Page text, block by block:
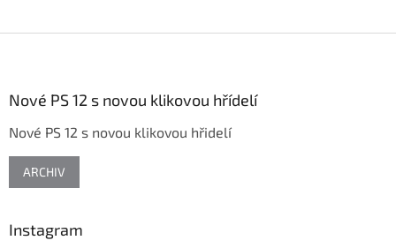
Nové PS 12 s novou klikovou hřídelí
Nové PS 12 s novou klikovou hřidelí
ARCHIV
Instagram